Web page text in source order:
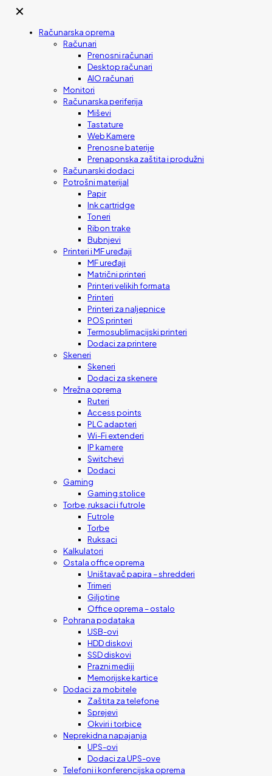
✕
Računarska oprema
Računari
Prenosni računari
Desktop računari
AIO računari
Monitori
Računarska periferija
Miševi
Tastature
Web Kamere
Prenosne baterije
Prenaponska zaštita i produžni
Računarski dodaci
Potrošni materijal
Papir
Ink cartridge
Toneri
Ribon trake
Bubnjevi
Printeri i MF uređaji
MF uređaji
Matrični printeri
Printeri velikih formata
Printeri
Printeri za naljepnice
POS printeri
Termosublimacijski printeri
Dodaci za printere
Skeneri
Skeneri
Dodaci za skenere
Mrežna oprema
Ruteri
Access points
PLC adapteri
Wi-Fi extenderi
IP kamere
Switchevi
Dodaci
Gaming
Gaming stolice
Torbe, ruksaci i futrole
Futrole
Torbe
Ruksaci
Kalkulatori
Ostala office oprema
Uništavač papira – shredderi
Trimeri
Giljotine
Office oprema – ostalo
Pohrana podataka
USB-ovi
HDD diskovi
SSD diskovi
Prazni mediji
Memorijske kartice
Dodaci za mobitele
Zaštita za telefone
Sprejevi
Okviri i torbice
Neprekidna napajanja
UPS-ovi
Dodaci za UPS-ove
Telefoni i konferencijska oprema